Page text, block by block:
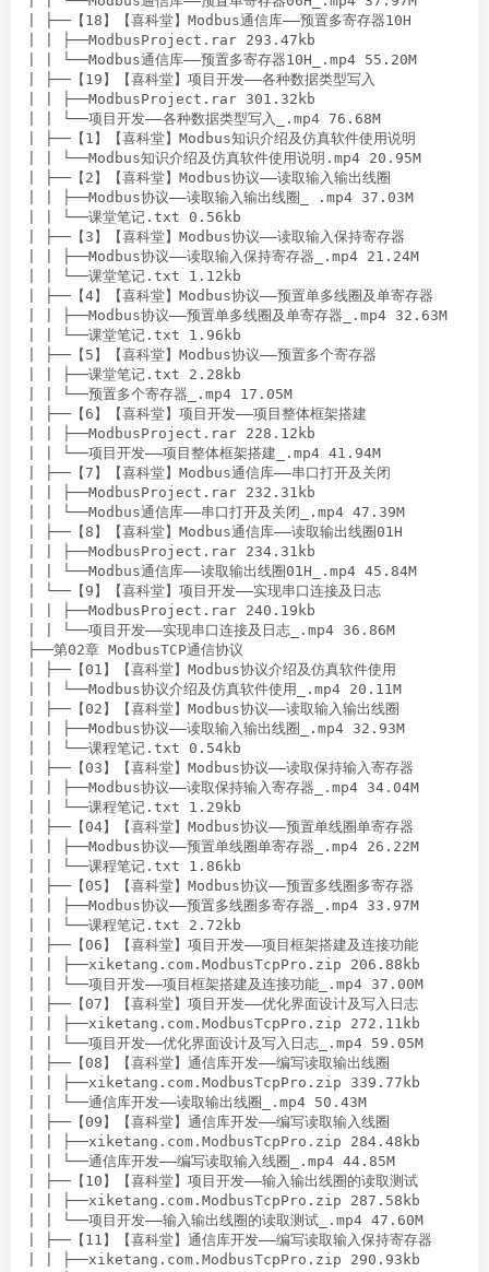
| ├──【18】【喜科堂】Modbus通信库——预置多寄存器10H
| | ├──ModbusProject.rar 293.47kb
| | └──Modbus通信库——预置多寄存器10H_.mp4 55.20M
| ├──【19】【喜科堂】项目开发——各种数据类型写入
| | ├──ModbusProject.rar 301.32kb
| | └──项目开发——各种数据类型写入_.mp4 76.68M
| ├──【1】【喜科堂】Modbus知识介绍及仿真软件使用说明
| | └──Modbus知识介绍及仿真软件使用说明.mp4 20.95M
| ├──【2】【喜科堂】Modbus协议——读取输入输出线圈
| | ├──Modbus协议——读取输入输出线圈_ .mp4 37.03M
| | └──课堂笔记.txt 0.56kb
| ├──【3】【喜科堂】Modbus协议——读取输入保持寄存器
| | ├──Modbus协议——读取输入保持寄存器_.mp4 21.24M
| | └──课堂笔记.txt 1.12kb
| ├──【4】【喜科堂】Modbus协议——预置单多线圈及单寄存器
| | ├──Modbus协议——预置单多线圈及单寄存器_.mp4 32.63M
| | └──课堂笔记.txt 1.96kb
| ├──【5】【喜科堂】Modbus协议——预置多个寄存器
| | ├──课堂笔记.txt 2.28kb
| | └──预置多个寄存器_.mp4 17.05M
| ├──【6】【喜科堂】项目开发——项目整体框架搭建
| | ├──ModbusProject.rar 228.12kb
| | └──项目开发——项目整体框架搭建_.mp4 41.94M
| ├──【7】【喜科堂】Modbus通信库——串口打开及关闭
| | ├──ModbusProject.rar 232.31kb
| | └──Modbus通信库——串口打开及关闭_.mp4 47.39M
| ├──【8】【喜科堂】Modbus通信库——读取输出线圈01H
| | ├──ModbusProject.rar 234.31kb
| | └──Modbus通信库——读取输出线圈01H_.mp4 45.84M
| └──【9】【喜科堂】项目开发——实现串口连接及日志
| | ├──ModbusProject.rar 240.19kb
| | └──项目开发——实现串口连接及日志_.mp4 36.86M
├──第02章 ModbusTCP通信协议
| ├──【01】【喜科堂】Modbus协议介绍及仿真软件使用
| | └──Modbus协议介绍及仿真软件使用_.mp4 20.11M
| ├──【02】【喜科堂】Modbus协议——读取输入输出线圈
| | ├──Modbus协议——读取输入输出线圈_.mp4 32.93M
| | └──课程笔记.txt 0.54kb
| ├──【03】【喜科堂】Modbus协议——读取保持输入寄存器
| | ├──Modbus协议——读取保持输入寄存器_.mp4 34.04M
| | └──课程笔记.txt 1.29kb
| ├──【04】【喜科堂】Modbus协议——预置单线圈单寄存器
| | ├──Modbus协议——预置单线圈单寄存器_.mp4 26.22M
| | └──课程笔记.txt 1.86kb
| ├──【05】【喜科堂】Modbus协议——预置多线圈多寄存器
| | ├──Modbus协议——预置多线圈多寄存器_.mp4 33.97M
| | └──课程笔记.txt 2.72kb
| ├──【06】【喜科堂】项目开发——项目框架搭建及连接功能
| | ├──xiketang.com.ModbusTcpPro.zip 206.88kb
| | └──项目开发——项目框架搭建及连接功能_.mp4 37.00M
| ├──【07】【喜科堂】项目开发——优化界面设计及写入日志
| | ├──xiketang.com.ModbusTcpPro.zip 272.11kb
| | └──项目开发——优化界面设计及写入日志_.mp4 59.05M
| ├──【08】【喜科堂】通信库开发——编写读取输出线圈
| | ├──xiketang.com.ModbusTcpPro.zip 339.77kb
| | └──通信库开发——读取输出线圈_.mp4 50.43M
| ├──【09】【喜科堂】通信库开发——编写读取输入线圈
| | ├──xiketang.com.ModbusTcpPro.zip 284.48kb
| | └──通信库开发——编写读取输入线圈_.mp4 44.85M
| ├──【10】【喜科堂】项目开发——输入输出线圈的读取测试
| | ├──xiketang.com.ModbusTcpPro.zip 287.58kb
| | └──项目开发——输入输出线圈的读取测试_.mp4 47.60M
| ├──【11】【喜科堂】通信库开发——编写读取输入保持寄存器
| | ├──xiketang.com.ModbusTcpPro.zip 290.93kb